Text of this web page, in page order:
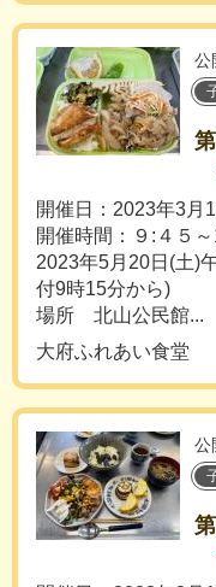
公
開催日：2023年3月
開催時間：９:４５
2023年5月20日(土)
付9時15分から)
場所 北山公民館...
大府ふれあい食堂
公